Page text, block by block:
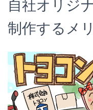
自社オリジ
制作するメ